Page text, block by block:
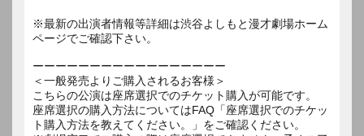
※最新の出演者情報等詳細は渋谷よしもと漫才劇場ホーム
ページでご確認下さい。
ーーーーーーーーーーーーーーーーー
＜一般発売よりご購入されるお客様＞
こちらの公演は座席選択でのチケット購入が可能です。
座席選択の購入方法についてはFAQ「座席選択でのチケッ
ト購入方法を教えてください。」をご確認ください。